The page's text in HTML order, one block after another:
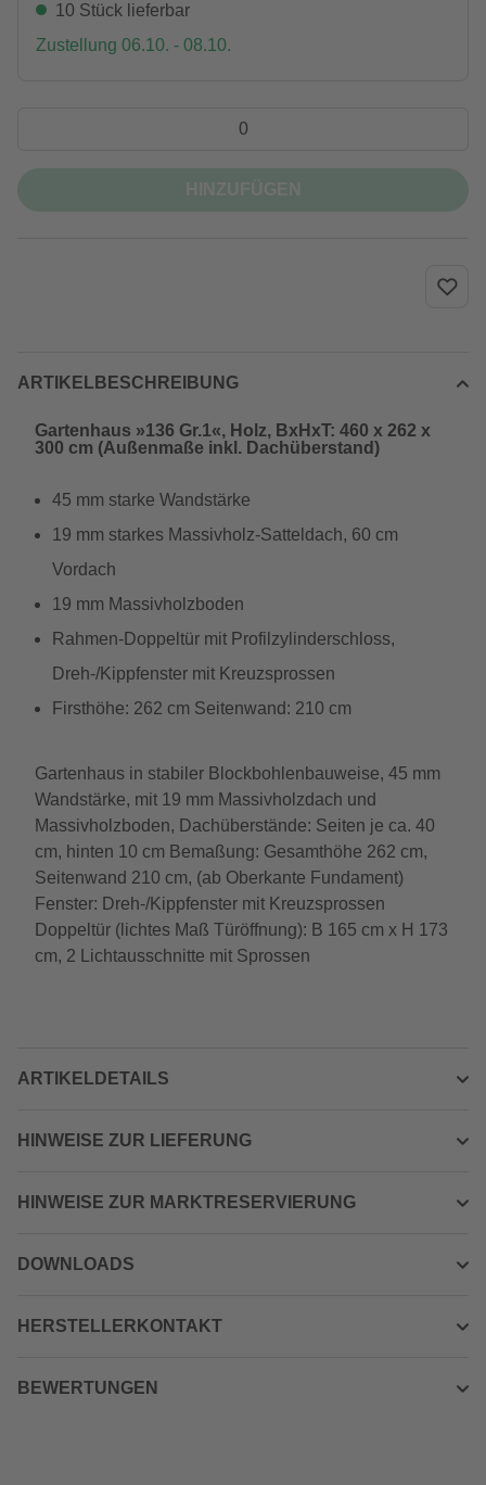
10 Stück lieferbar
Zustellung 06.10. - 08.10.
ARTIKELBESCHREIBUNG
Gartenhaus »136 Gr.1«, Holz, BxHxT: 460 x 262 x
300 cm (Außenmaße inkl. Dachüberstand)
45 mm starke Wandstärke
19 mm starkes Massivholz-Satteldach, 60 cm
Vordach
19 mm Massivholzboden
Rahmen-Doppeltür mit Profilzylinderschloss,
Dreh-/Kippfenster mit Kreuzsprossen
Firsthöhe: 262 cm Seitenwand: 210 cm
Gartenhaus in stabiler Blockbohlenbauweise, 45 mm
Wandstärke, mit 19 mm Massivholzdach und
Massivholzboden, Dachüberstände: Seiten je ca. 40
cm, hinten 10 cm Bemaßung: Gesamthöhe 262 cm,
Seitenwand 210 cm, (ab Oberkante Fundament)
Fenster: Dreh-/Kippfenster mit Kreuzsprossen
Doppeltür (lichtes Maß Türöffnung): B 165 cm x H 173
cm, 2 Lichtausschnitte mit Sprossen
ARTIKELDETAILS
HINWEISE ZUR LIEFERUNG
HINWEISE ZUR MARKTRESERVIERUNG
DOWNLOADS
HERSTELLERKONTAKT
BEWERTUNGEN